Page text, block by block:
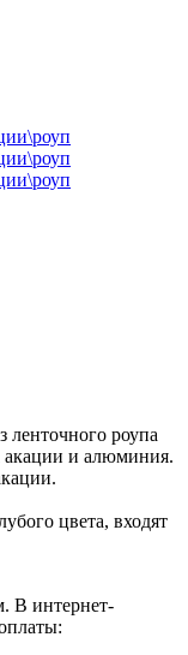
ленточного роупа
акации и алюминия.
цвета, входят
В интернет-